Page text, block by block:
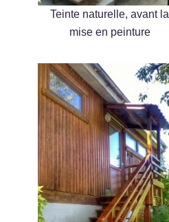
Teinte naturelle, avant la
mise en peinture